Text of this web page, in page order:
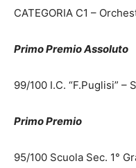
CATEGORIA C1 –
Primo Premio Assoluto
99/100 I.C. “F.Puglisi” –
Primo Premio
95/100 Scuola Sec. 1°